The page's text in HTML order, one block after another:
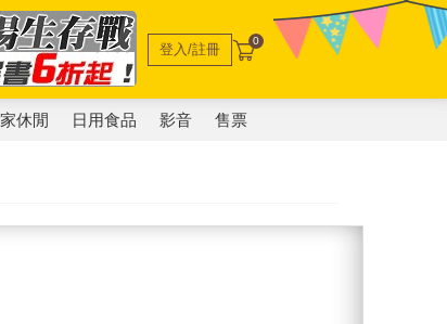
登入/註冊 0
休閒 日用食品 影音 售票